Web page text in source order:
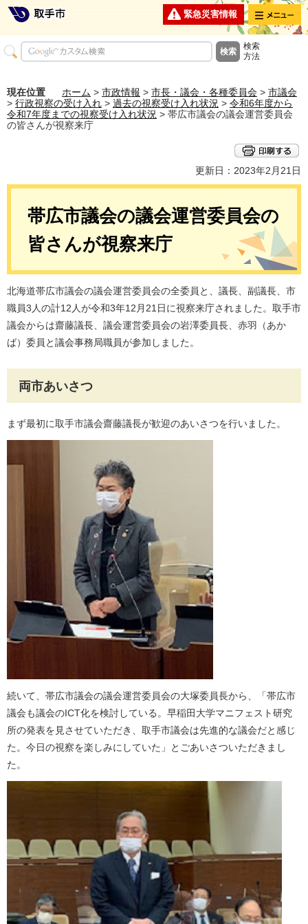
緊急災害情報 メニュー
検索
方法
現在位置 ホーム > 市政情報 > 市長・議会・各種委員会 > 市議会
> 行政視察の受け入れ > 過去の視察受け入れ状況 > 令和6年度から
令和7年度までの視察受け入れ状況 > 帯広市議会の議会運営委員会
の皆さんが視察来庁
更新日：2023年2月21日
帯広市議会の議会運営委員会の
皆さんが視察来庁
北海道帯広市議会の議会運営委員会の全委員と、議長、副議長、市
職員3人の計12人が令和3年12月21日に視察来庁されました。取手市
議会からは齋藤議長、議会運営委員会の岩澤委員長、赤羽（あか
ば）委員と議会事務局職員が参加しました。
両市あいさつ
まず最初に取手市議会齋藤議長が歓迎のあいさつを行いました。
続いて、帯広市議会の議会運営委員会の大塚委員長から、「帯広市
議会も議会のICT化を検討している。早稲田大学マニフェスト研究
所の発表を見させていただき、取手市議会は先進的な議会だと感じ
た。今日の視察を楽しみにしていた」とごあいさついただきまし
た。